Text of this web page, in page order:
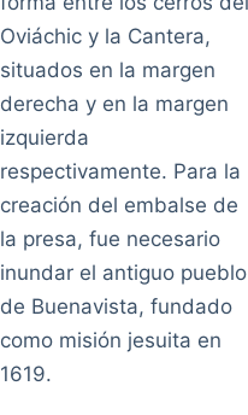
Oviáchic y la Cantera,
situados en la margen
derecha y en la margen
izquierda
respectivamente. Para la
creación del embalse de
la presa, fue necesario
inundar el antiguo pueblo
de Buenavista, fundado
como misión jesuita en
1619.